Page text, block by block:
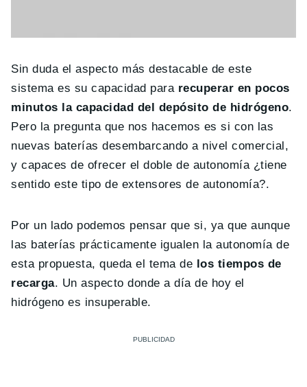
Sin duda el aspecto más destacable de este
sistema es su capacidad para recuperar en pocos
minutos la capacidad del depósito de hidrógeno.
Pero la pregunta que nos hacemos es si con las
nuevas baterías desembarcando a nivel comercial,
y capaces de ofrecer el doble de autonomía ¿tiene
sentido este tipo de extensores de autonomía?.
Por un lado podemos pensar que si, ya que aunque
las baterías prácticamente igualen la autonomía de
esta propuesta, queda el tema de los tiempos de
recarga. Un aspecto donde a día de hoy el
hidrógeno es insuperable.